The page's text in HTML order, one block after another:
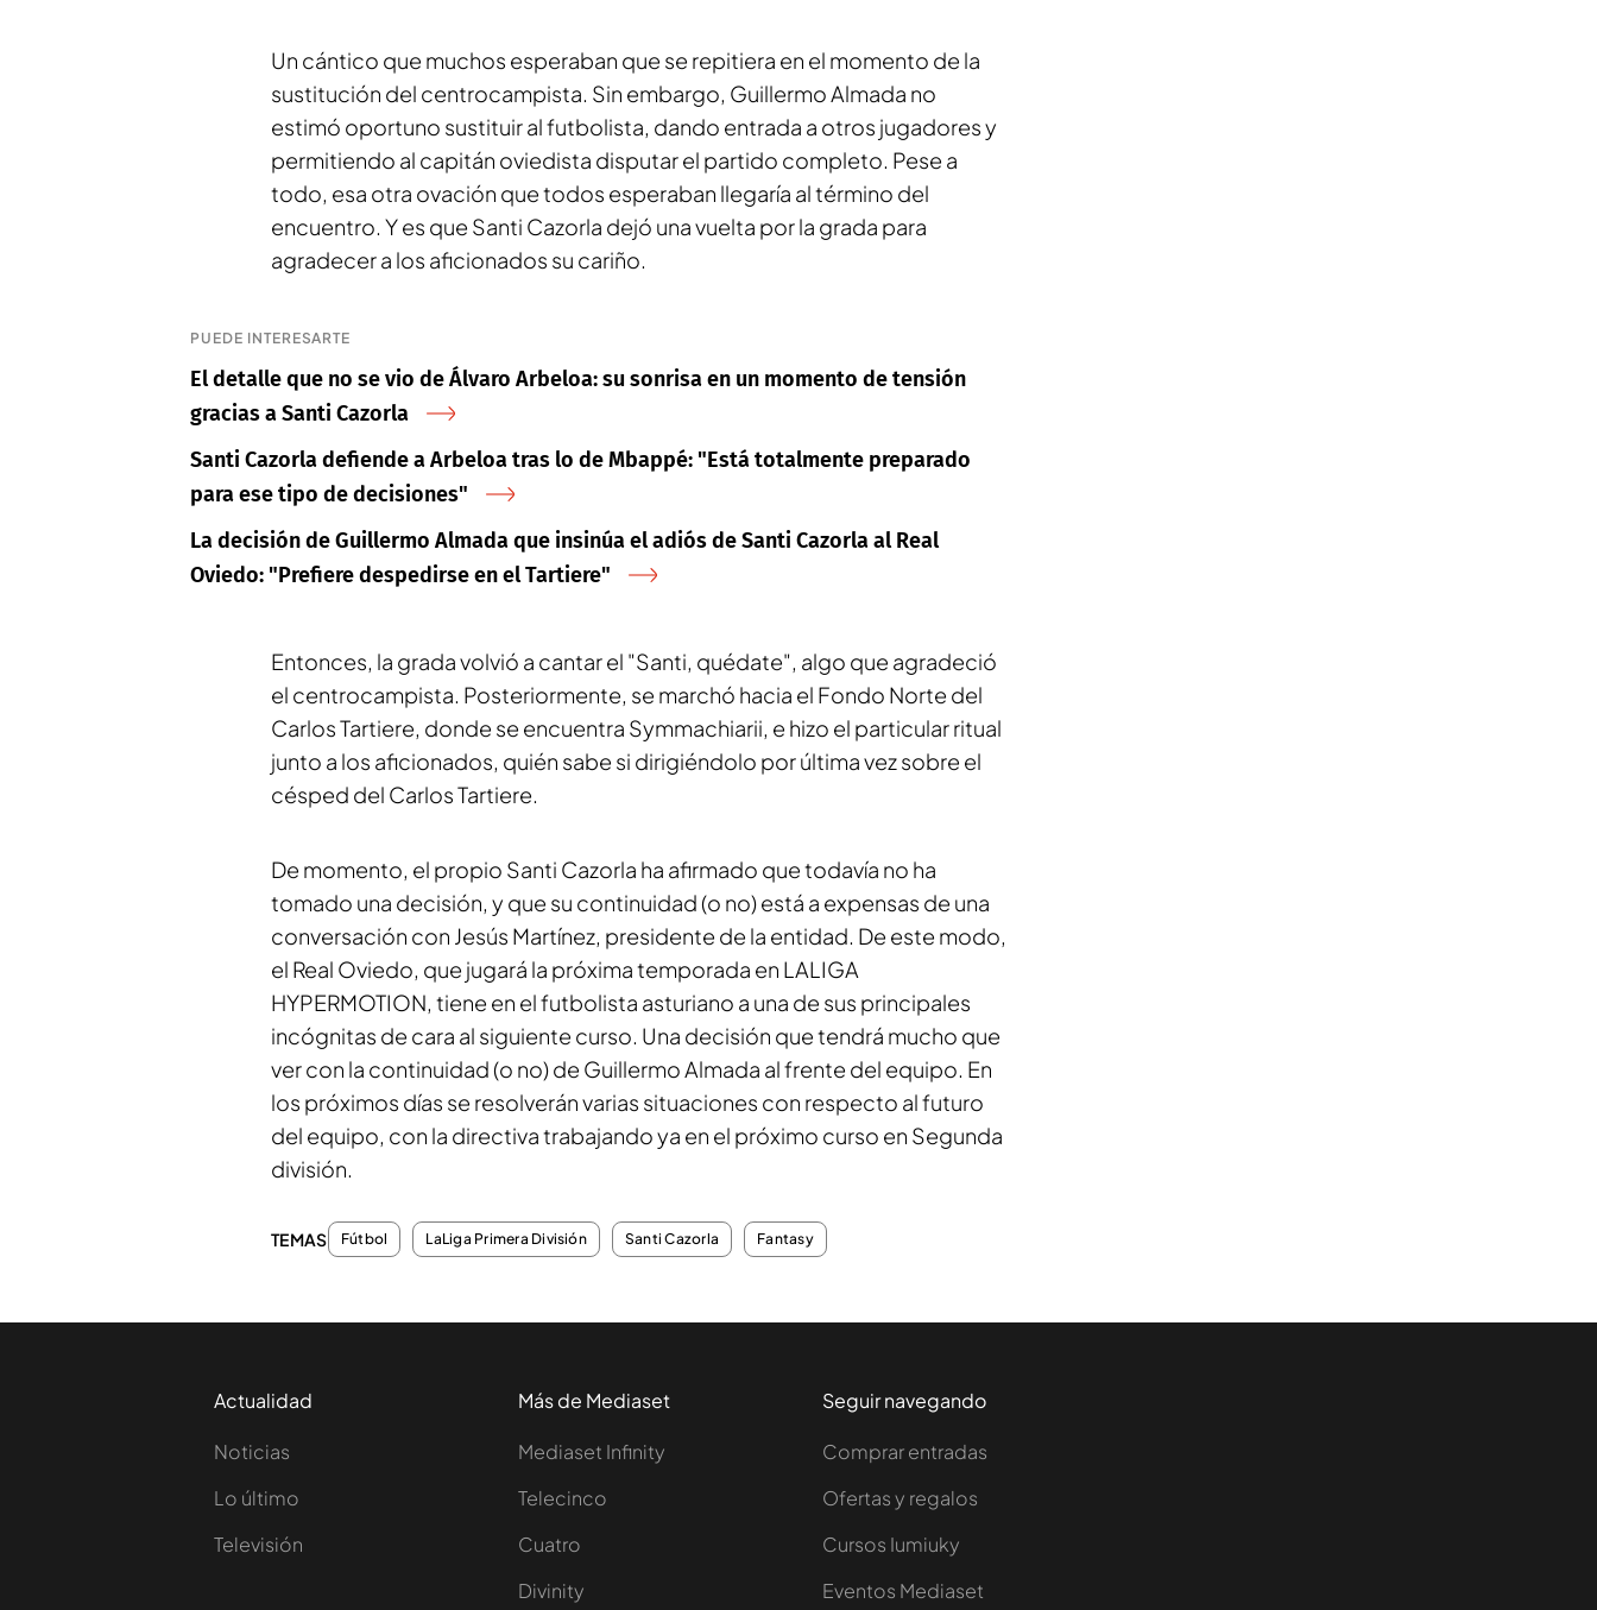
Un cántico que muchos esperaban que se repitiera en el momento de la
sustitución del centrocampista. Sin embargo, Guillermo Almada no
estimó oportuno sustituir al futbolista, dando entrada a otros jugadores y
permitiendo al capitán oviedista disputar el partido completo. Pese a
todo, esa otra ovación que todos esperaban llegaría al término del
encuentro. Y es que Santi Cazorla dejó una vuelta por la grada para
agradecer a los aficionados su cariño.
PUEDE INTERESARTE
El detalle que no se vio de Álvaro Arbeloa: su sonrisa en un momento de tensión
gracias a Santi Cazorla
Santi Cazorla defiende a Arbeloa tras lo de Mbappé: "Está totalmente preparado
para ese tipo de decisiones"
La decisión de Guillermo Almada que insinúa el adiós de Santi Cazorla al Real
Oviedo: "Prefiere despedirse en el Tartiere"
Entonces, la grada volvió a cantar el "Santi, quédate", algo que agradeció
el centrocampista. Posteriormente, se marchó hacia el Fondo Norte del
Carlos Tartiere, donde se encuentra Symmachiarii, e hizo el particular ritual
junto a los aficionados, quién sabe si dirigiéndolo por última vez sobre el
césped del Carlos Tartiere.
De momento, el propio Santi Cazorla ha afirmado que todavía no ha
tomado una decisión, y que su continuidad (o no) está a expensas de una
conversación con Jesús Martínez, presidente de la entidad. De este modo,
el Real Oviedo, que jugará la próxima temporada en LALIGA
HYPERMOTION, tiene en el futbolista asturiano a una de sus principales
incógnitas de cara al siguiente curso. Una decisión que tendrá mucho que
ver con la continuidad (o no) de Guillermo Almada al frente del equipo. En
los próximos días se resolverán varias situaciones con respecto al futuro
del equipo, con la directiva trabajando ya en el próximo curso en Segunda
división.
TEMAS Fútbol LaLiga Primera División Santi Cazorla Fantasy
Actualidad
Noticias
Lo último
Televisión
Más de Mediaset
Mediaset Infinity
Telecinco
Cuatro
Divinity
Seguir navegando
Comprar entradas
Ofertas y regalos
Cursos Iumiuky
Eventos Mediaset